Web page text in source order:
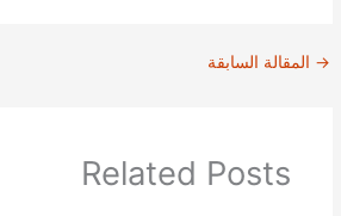
→ المقالة السابقة
Related Posts